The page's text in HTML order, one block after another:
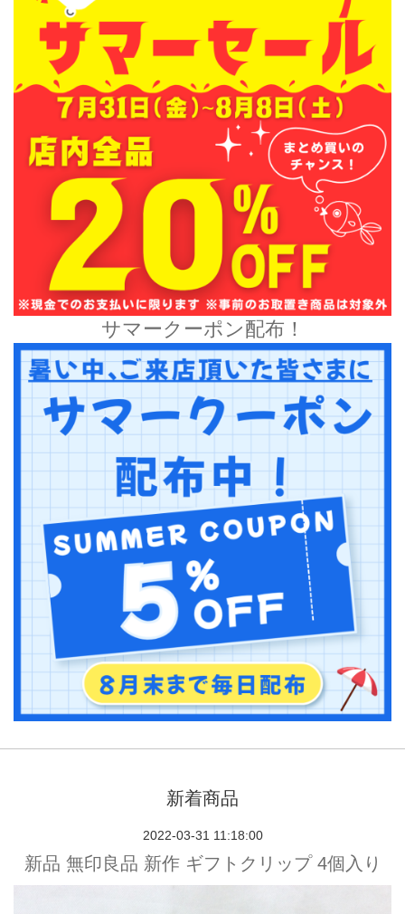
サマークーポン配布！
新着商品
2022-03-31 11:18:00
新品 無印良品 新作 ギフトクリップ 4個入り